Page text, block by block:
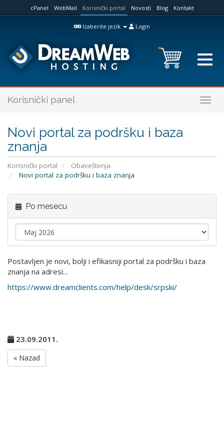
cPanel WebMail Korisnički portal Novosti Blog Kontakt
Izaberite jezik Login
Korisnički panel
Novi portal za podršku i baza
znanja
Korisnički portal
Obaveštenja
Novi portal za podršku i baza znanja
Po mesecu
Postavljen je novi, bolji i efikasniji portal za podršku i baza
znanja na adresi...
https://www.dreamclients.com/help/desk/srpski/
23.09.2011.
« Nazad